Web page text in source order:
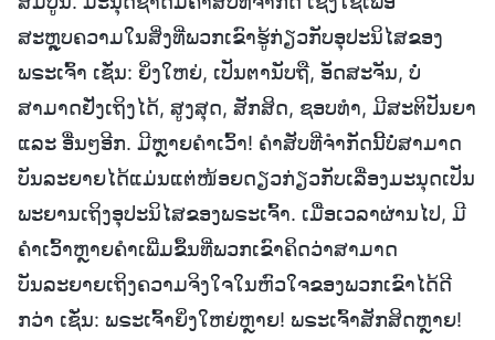
ສະຫຼຸບຄວາມໃນສິ່ງທີ່ພວກເຂົາຮູ້ກ່ຽວກັບອຸປະນິໄສຂອງ
ພຣະເຈົ້າ ເຊັ່ນ: ຍິ່ງໃຫຍ່, ເປັນຕານັບຖື, ອັດສະຈັນ, ບໍ່
ສາມາດຢັ່ງເຖິງໄດ້, ສູງສຸດ, ສັກສິດ, ຊອບທຳ, ມີສະຕິປັນຍາ
ແລະ ອື່ນໆອີກ. ມີຫຼາຍຄຳເວົ້າ! ຄຳສັບທີ່ຈຳກັດນີ້ບໍ່ສາມາດ
ບັນລະຍາຍໄດ້ແມ່ນແຕ່ໜ້ອຍດຽວກ່ຽວກັບເລື່ອງມະນຸດເປັນ
ພະຍານເຖິງອຸປະນິໄສຂອງພຣະເຈົ້າ. ເມື່ອເວລາຜ່ານໄປ, ມີ
ຄຳເວົ້າຫຼາຍຄໍາເພີ່ມຂຶ້ນທີ່ພວກເຂົາຄິດວ່າສາມາດ
ບັນລະຍາຍເຖິງຄວາມຈິງໃຈໃນຫົວໃຈຂອງພວກເຂົາໄດ້ດີ
ກວ່າ ເຊັ່ນ: ພຣະເຈົ້າຍິ່ງໃຫຍ່ຫຼາຍ! ພຣະເຈົ້າສັກສິດຫຼາຍ!